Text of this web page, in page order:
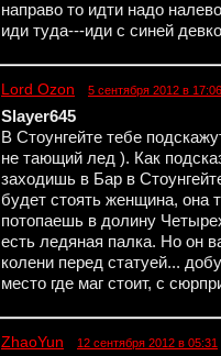
направо то идти надо
иди туда---иди с синей
Lord Ozon 5 сентября 2012 в 17:06
Slayer645
В Стоунгейте тебе
не тающий лед ). Как
заходишь в Бар в
будет стоять женщина, она
потопаешь в долину
есть ледяная палка. Но он
колени перед статуей...
место где маг стоит, с
ZhaoYun 12 сентября 2012 в 05:31